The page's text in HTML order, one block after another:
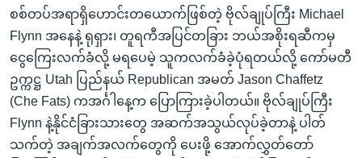
စစ်တပ်အရာရှိဟောင်းတယောက်ဖြစ်တဲ့ ဗိုလ်ချုပ်ကြီး Michael
Flynn အနေနဲ့ ရုရှား၊ တူရကီအပြင်တခြား ဘယ်အစိုးရဆီကမှ
ငွေကြေးလက်ခံလို့ မရပေမဲ့ သူကလက်ခံခဲ့ပုံရတယ်လို့ ကော်မတီ
ဥက္ကဋ္ဌ Utah ပြည်နယ် Republican အမတ် Jason Chaffetz
(Che Fats) ကအင်္ဂါနေ့က ပြောကြားခဲ့ပါတယ်။ ဗိုလ်ချုပ်ကြီး
Flynn နဲ့နိုင်ငံခြားသားတွေ အဆက်အသွယ်လုပ်ခဲ့တာနဲ့ ပါတ်
သက်တဲ့ အချက်အလက်တွေကို ပေးဖို့ အောက်လွှတ်တော်